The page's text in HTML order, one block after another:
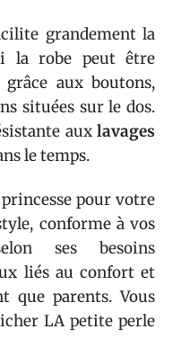
grandement la
la robe peut être
aux boutons,
situées sur le dos.
aux lavages
le temps.
pour votre
conforme à vos
ses besoins
liés au confort et
que parents. Vous
LA petite perle